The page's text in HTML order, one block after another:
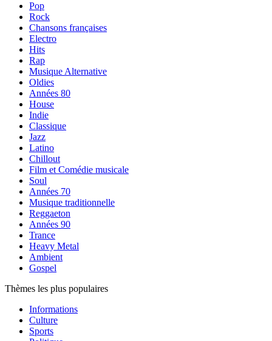
Pop
Rock
Chansons françaises
Electro
Hits
Rap
Musique Alternative
Oldies
Années 80
House
Indie
Classique
Jazz
Latino
Chillout
Film et Comédie musicale
Soul
Années 70
Musique traditionnelle
Reggaeton
Années 90
Trance
Heavy Metal
Ambient
Gospel
Thèmes les plus populaires
Informations
Culture
Sports